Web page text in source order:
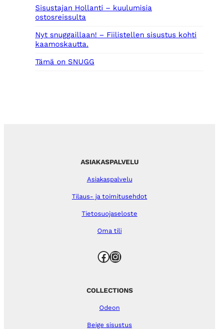
Sisustajan Hollanti – kuulumisia
ostosreissulta
Nyt snuggaillaan! – Fiilistellen sisustus kohti
kaamoskautta.
Tämä on SNUGG
ASIAKASPALVELU
Asiakaspalvelu
Tilaus- ja toimitusehdot
Tietosuojaseloste
Oma tili
Facebook Instagram
COLLECTIONS
Odeon
Beige sisustus